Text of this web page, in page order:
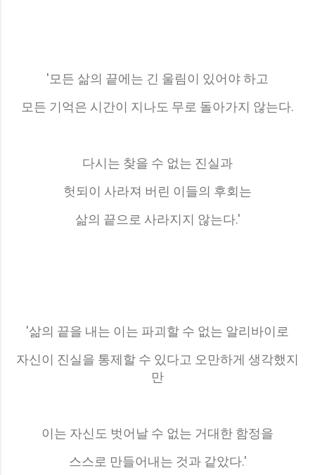
'모든 삶의 끝에는 긴 울림이 있어야 하고
모든 기억은 시간이 지나도 무로 돌아가지 않는다.
다시는 찾을 수 없는 진실과
헛되이 사라져 버린 이들의 후회는
삶의 끝으로 사라지지 않는다.'
'삶의 끝을 내는 이는 파괴할 수 없는 알리바이로
자신이 진실을 통제할 수 있다고 오만하게 생각했지
만
이는 자신도 벗어날 수 없는 거대한 함정을
스스로 만들어내는 것과 같았다.'